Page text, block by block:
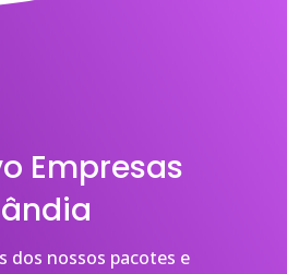
Empresas
dos nossos pacotes e